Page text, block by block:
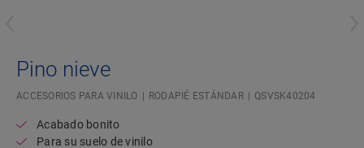
Pino nieve
ACCESORIOS PARA VINILO RODAPIÉ ESTÁNDAR QSVSK40204
Acabado bonito
Para su suelo de vinilo